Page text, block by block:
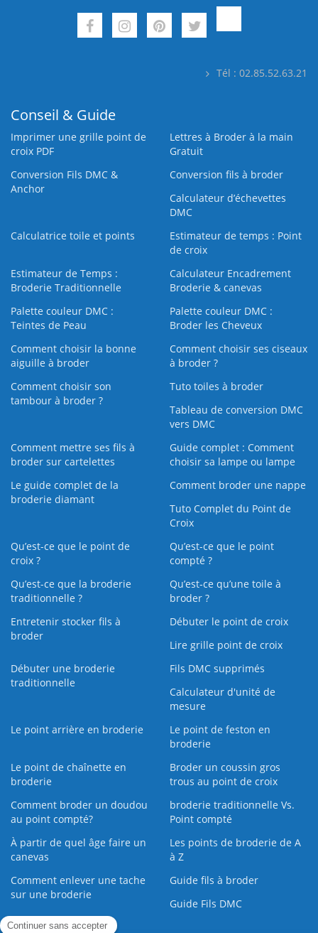
Tél : 02.85.52.63.21
Conseil & Guide
Imprimer une grille point de
croix PDF
Lettres à Broder à la main
Gratuit
Conversion Fils DMC &
Anchor
Conversion fils à broder
Calculateur d’échevettes
DMC
Calculatrice toile et points
Estimateur de temps : Point
de croix
Estimateur de Temps :
Broderie Traditionnelle
Calculateur Encadrement
Broderie & canevas
Palette couleur DMC :
Teintes de Peau
Palette couleur DMC :
Broder les Cheveux
Comment choisir la bonne
aiguille à broder
Comment choisir ses ciseaux
à broder ?
Comment choisir son
tambour à broder ?
Tuto toiles à broder
Tableau de conversion DMC
vers DMC
Comment mettre ses fils à
broder sur cartelettes
Guide complet : Comment
choisir sa lampe ou lampe
Le guide complet de la
broderie diamant
Comment broder une nappe
Tuto Complet du Point de
Croix
Qu’est-ce que le point de
croix ?
Qu’est-ce que le point
compté ?
Qu’est-ce que la broderie
traditionnelle ?
Qu’est‑ce qu’une toile à
broder ?
Entretenir stocker fils à
broder
Débuter le point de croix
Lire grille point de croix
Débuter une broderie
traditionnelle
Fils DMC supprimés
Calculateur d'unité de
mesure
Le point arrière en broderie
Le point de feston en
broderie
Le point de chaînette en
broderie
Broder un coussin gros
trous au point de croix
Comment broder un doudou
au point compté?
broderie traditionnelle Vs.
Point compté
À partir de quel âge faire un
canevas
Les points de broderie de A
à Z
Comment enlever une tache
sur une broderie
Guide fils à broder
Guide Fils DMC
Guide de la Broderie